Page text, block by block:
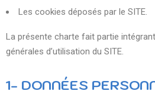
Les cookies déposés par le SITE.
La présente charte fait partie
générales d’utilisation du SITE.
1- DONNÉES